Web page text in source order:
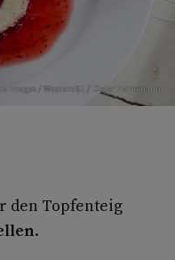
Images / Wesdend61 / Dieter Heinemann
den Topfenteig
.